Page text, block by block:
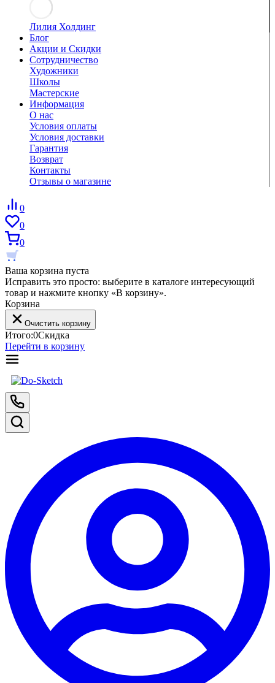
Лилия Холдинг
Блог
Акции и Скидки
Сотрудничество
Художники
Школы
Мастерские
Информация
О нас
Условия оплаты
Условия доставки
Гарантия
Возврат
Контакты
Отзывы о магазине
0
0
0
Ваша корзина пуста
Исправить это просто: выберите в каталоге интересующий
товар и нажмите кнопку «В корзину».
Корзина
Очистить корзину
Итого:0Скидка
Перейти в корзину